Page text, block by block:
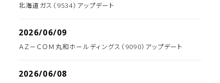
北海道ガス（9534）アップデート
2026/06/09
ＡＺ－ＣＯＭ丸和ホールディングス（9090）アップデート
2026/06/08